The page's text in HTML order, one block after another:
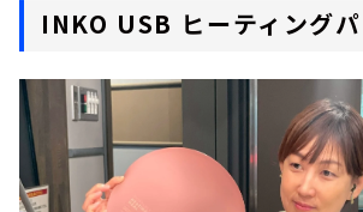
INKO USB ヒーティング